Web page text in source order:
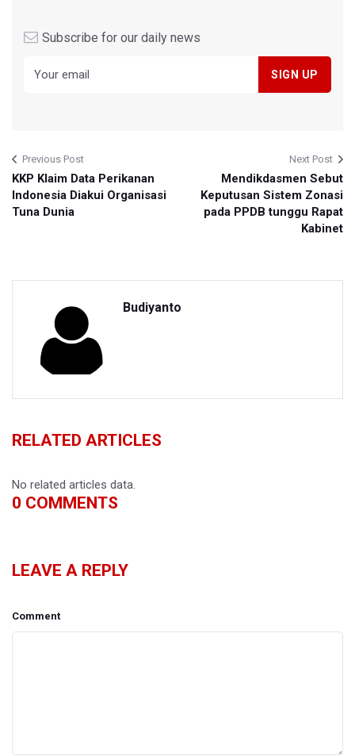
Subscribe for our daily news
Previous Post
KKP Klaim Data Perikanan
Indonesia Diakui Organisasi
Tuna Dunia
Next Post
Mendikdasmen Sebut
Keputusan Sistem Zonasi
pada PPDB tunggu Rapat
Kabinet
Budiyanto
RELATED ARTICLES
No related articles data.
0 COMMENTS
LEAVE A REPLY
Comment